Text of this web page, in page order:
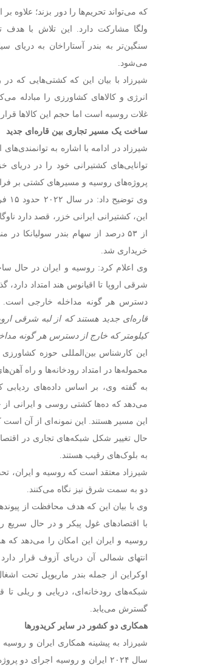
که می‌تواند تحریم‌ها را دور بزند؛ علاوه
ولگا مشارکت دارد. این تلاش با
سنگین‌تر به بندر آستاراخان به دریای
می‌شود.
شیرزاد با بیان این که کشتی‌هایی که
انرژی و کالاهای کشاورزی را مبادله
غلات روسیه است اما حجم این کالاها
ساخت یک مسیر تجاری بین قاره‌ای جدید
شیرزاد در ادامه با اشاره به
توانایی‌های کشتیرانی خود را در
پروژه‌های روسیه و مسیرهای کشتی بر
از ۵۳ درصد از سهام بندر
خریداری شد.
وی اعلام کرد: روسیه و ایران در حال
دسترس هر گونه مداخله خارجی است.‌
کیلومتر که خارج از دسترس هر گونه
این کارشناس بین‌المللی حوزه کشاورزی
محموله‌ها در امتداد رودخانه‌ها و راه
به گفته وی، بر اساس داده‌های
می‌دهد که ده‌ها کشتی روسی و ایرانی از
این مسیر هستند. این نمونه‌ای از آن
حال تغییر شکل شبکه‌های تجاری در
به بلوک‌های رقیب هستند.
شیرزاد معتقد است که روسیه و ایران،
دو به سمت شرق نیز نگاه می‌کنند.
وی با بیان این که هدف محافظت از
با اقتصادهای غول پیکر و در حال
روسیه و ایران این امکان را می‌دهد که
انتهای شمالی آن دریای آزوف قرار
اوکراین از جمله بندر ماریوپل تحت
شبکه‌های رودخانه‌ای، دریایی و ریلی
گسترش می‌یابد.
همکاری دو کشور در سایر کریدورها
شیرزاد به پیشینه همکاری ایران و
سال ۲۰۲۴ ایران و روسیه اجرای